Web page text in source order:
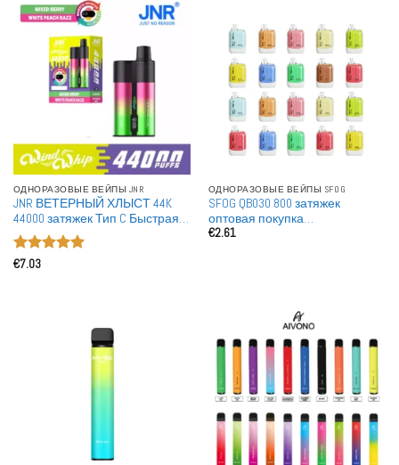
ОДНОРАЗОВЫЕ ВЕЙПЫ JNR
JNR ВЕТЕРНЫЙ ХЛЫСТ 44K
44000 затяжек Тип C Быстрая
зарядка Умный экран
Перезаряжаемая
Одноразовая Электронная
Оценка
€7.03
ОДНОРАЗОВЫЕ ВЕЙПЫ SFOG
SFOG QB030 800 затяжек
оптовая покупка
перезаряжаемые
€2.61